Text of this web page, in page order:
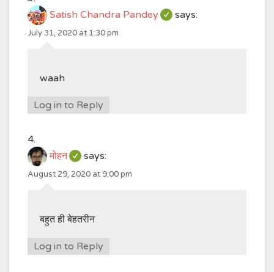
Satish Chandra Pandey says:
July 31, 2020 at 1:30 pm
waah
Log in to Reply
मोहन says:
August 29, 2020 at 9:00 pm
बहुत ही बेहतरीन
Log in to Reply